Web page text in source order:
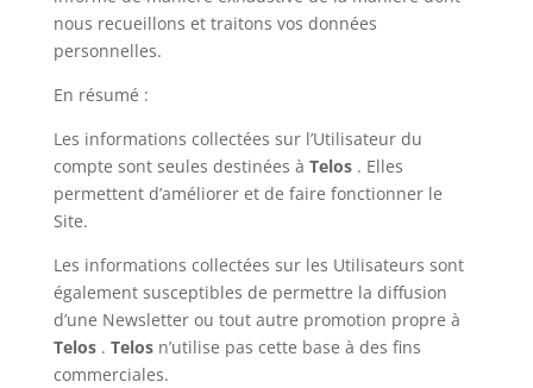
nous recueillons et traitons vos données
personnelles.
En résumé :
Les informations collectées sur l’Utilisateur du
compte sont seules destinées à Telos. Elles
permettent d’améliorer et de faire fonctionner le
Site.
Les informations collectées sur les Utilisateurs sont
également susceptibles de permettre la diffusion
d’une Newsletter ou tout autre promotion propre à
Telos. Telosn’utilise pas cette base à des fins
commerciales.